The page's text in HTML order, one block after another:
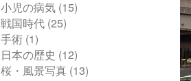
小児の病気 (15)
戦国時代 (25)
手術 (1)
日本の歴史 (12)
桜・風景写真 (13)